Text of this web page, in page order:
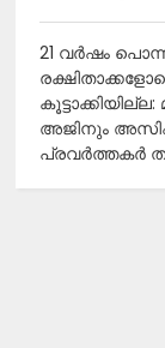
21 വർഷം
അജിനും
പ്രവർത്തകർ